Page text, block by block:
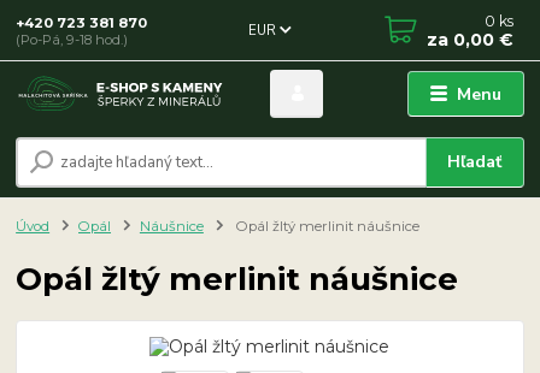
Menu
EUR
Hľadať
+420 723 381 870
(Po-Pá, 9-18 hod.)
0 ks
za 0,00 €
Úvod Opál Náušnice Opál žltý merlinit náušnice
Opál žltý merlinit náušnice